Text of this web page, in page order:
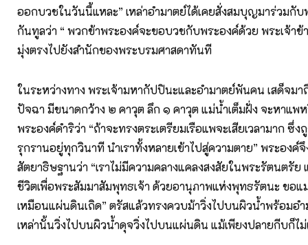
ออกบวชในวันนี้แหละ” เหล่าอำมาตย์ได้เคยสั่งสมบุญมาร่วมกับ
กันทูลว่า “ พวกข้าพระองค์จะขอบวชกับพระองค์ด้วย พระเจ้าข้
มุ่งตรงไปยังสำนักของพระบรมศาสดาทันที
ในระหว่างทาง พระเจ้ามหากัปปินะและอำมาตย์พันคน เสด็จมา
ปัจฉา มีขนาดกว้าง ๒ คาวุต ลึก ๑ คาวุต แม่น้ำเต็มฝั่ง จะหาแพห
พระองค์ดำริว่า “ถ้าจะทรงตระเตรียมเรือแพจะเสียเวลามาก ซึ่ง
รุกรานอยู่ทุกวินาที นำเราทั้งหลายเข้าไปสู่ความตาย” พระองค์
สัตยาธิษฐานว่า “เราไม่มีความคลางแคลงสงสัยในพระรัตนตรั
ชีวิตเพื่อพระสัมมาสัมพุทธเจ้า ด้วยอานุภาพแห่งพุทธรัตนะ ขอแ
เหมือนแผ่นดินเถิด” ตรัสแล้วทรงควบม้าวิ่งไปบนผิวน้ำพร้อมอ
เหล่านั้นวิ่งไปบนผิวน้ำดุจวิ่งไปบนแผ่นดิน แม้เพียงปลายกีบก็ไ